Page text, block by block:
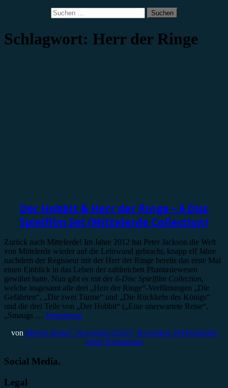
Suchen
nach:
Schlagwort: Herr der Ringe
Der Hobbit & Herr der Ringe – 6 Disc
Spielfilm Set (Mittelerde Collection)
Zurück nach Mittelerde! Im Jahre 2012 hat Peter Jackson die Welt
von Mittelerde wieder auf die Leinwand gebracht, knapp elf Jahre
nachdem der Regisseur mit der Herr der Ringe bereits das erste Mal
einen Einblick in das Leben der zahlreichen Phantasiewesen
gewährt hatte. Nun gibt es mit der 6-Disc Spielfilm Collection,
welche insgesamt alle drei „Herr der Ringe“-Verfilmungen „Die
Gefährten“, „Die zwei Türme“ und „Die Rückkehr des Königs“
und die drei Teile von „Der Hobbit“ („Eine unerwartete Reise“,
„Smaugs … Weiterlesen
von Melvin Klein7. November 20167. November 2016Schreibe
einen Kommentar
Social Media.
Legal